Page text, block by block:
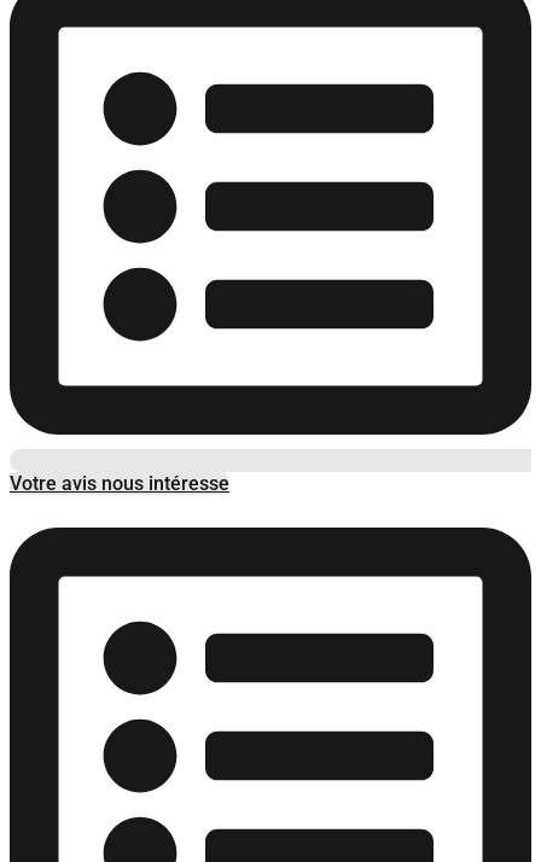
Votre avis nous intéresse